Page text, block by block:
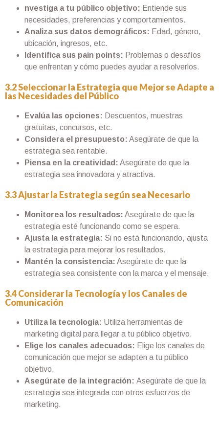
nvestiga a tu público objetivo: Entiende sus
necesidades, preferencias y comportamientos.
Analiza sus datos demográficos: Edad, género,
ubicación, ingresos, etc.
Identifica sus pain points: Problemas o desafíos
que enfrentan y cómo puedes ayudar a resolverlos.
3.2 Seleccionar la Estrategia que Mejor se Adapte a
las Necesidades del Público
Evalúa las opciones: Descuentos, muestras
gratuitas, concursos, etc.
Considera el presupuesto: Asegúrate de que la
estrategia sea rentable.
Piensa en la creatividad: Asegúrate de que la
estrategia sea innovadora y atractiva.
3.3 Ajustar la Estrategia según sea Necesario
Monitorea los resultados: Asegúrate de que la
estrategia esté funcionando como se espera.
Ajusta la estrategia: Si no está funcionando, ajusta
la estrategia para mejorar los resultados.
Mantén la consistencia: Asegúrate de que la
estrategia sea consistente con la marca y el mensaje.
3.4 Considerar la Tecnología y los Canales de
Comunicación
Utiliza la tecnología: Utiliza herramientas de
marketing digital para llegar a tu público objetivo.
Elige los canales adecuados: Elige los canales de
comunicación que mejor se adapten a tu público
objetivo.
Asegúrate de la integración: Asegúrate de que la
estrategia sea integrada con otros esfuerzos de
marketing.